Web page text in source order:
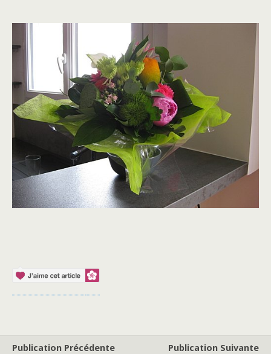
Publication Précédente
Publication Suivante